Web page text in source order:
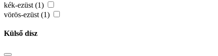
kék-ezüst (1)
vörös-ezüst (1)
Külső dísz